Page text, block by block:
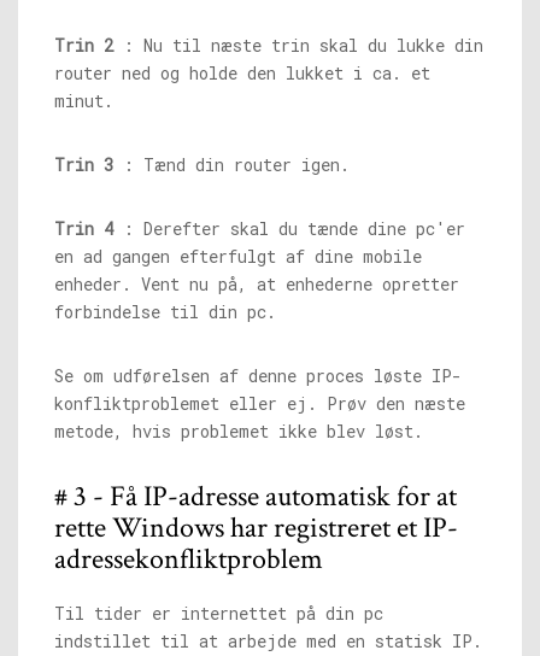
Trin 2: Nu til næste trin skal du lukke din
router ned og holde den lukket i ca. et
minut.
Trin 3 : Tænd din router igen.
Trin 4: Derefter skal du tænde dine pc'er
en ad gangen efterfulgt af dine mobile
enheder. Vent nu på, at enhederne opretter
forbindelse til din pc.
Se om udførelsen af ​​denne proces løste IP-
konfliktproblemet eller ej. Prøv den næste
metode, hvis problemet ikke blev løst.
# 3 - Få IP-adresse automatisk for at
rette Windows har registreret et IP-
adressekonfliktproblem
Til tider er internettet på din pc
indstillet til at arbejde med en statisk IP.